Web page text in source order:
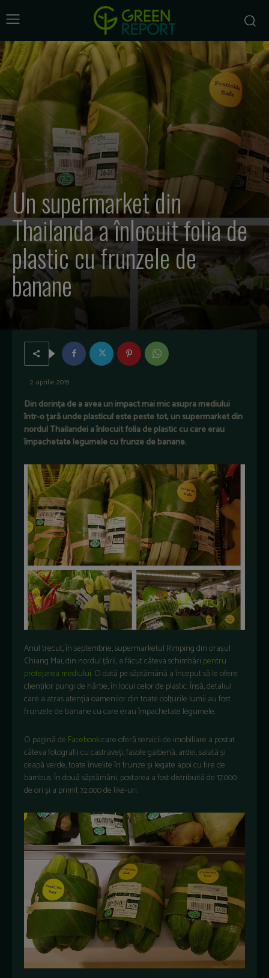
Un supermarket din
Thailanda a înlocuit folia de
plastic cu frunzele de
banane
2 aprilie 2019
Din dorința de a avea un impact mai mic asupra mediului
într-o țară unde plasticul este peste tot, un supermarket din
nordul Thailandei a înlocuit folia de plastic cu care erau
împachetate legumele cu frunze de banane.
Anul trecut, în septembrie, supermarketul Rimping din orașul
Chiang Mai, din nordul țării, a făcut câteva schimbări pentru
protejarea mediului. O dată pe săptămână a început să le ofere
clienților pungi de hârtie, în locul celor de plastic. Însă, detaliul
care a atras atenția oamenilor din toate colțurile lumii au fost
frunzele de banane cu care erau împachetate legumele.
O pagină de Facebookcare oferă servicii de imobiliare a postat
câteva fotografii cu castraveți, fasole galbenă, ardei, salată și
ceapă verde, toate învelite în frunze și legate apoi cu fire de
bambus. În două săptămâni, postarea a fost distribuită de 17.000
de ori și a primit 72.000 de like-uri.